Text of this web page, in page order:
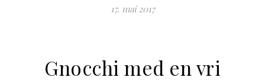
17. mai 2017
Gnocchi med en vri